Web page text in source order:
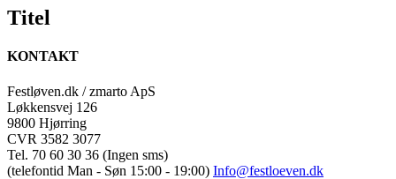
view
Titel
KONTAKT
Festløven.dk / zmarto ApS
Løkkensvej 126
9800 Hjørring
CVR 3582 3077
Tel. 70 60 30 36 (Ingen sms)
(telefontid Man - Søn 15:00 - 19:00) Info@festloeven.dk